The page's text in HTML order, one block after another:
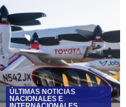
ÚLTIMAS NOTICIAS
NACIONALES E